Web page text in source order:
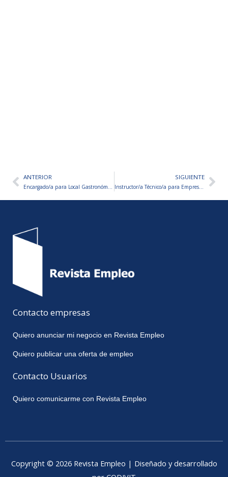
AntANTERIOR
Encargado/a para Local Gastronómico
SIGUIENTE
Instructor/a Técnico/a para Empresa Industrial
Contacto empresas
Quiero anunciar mi negocio en Revista Empleo
Quiero publicar una oferta de empleo
Contacto Usuarios
Quiero comunicarme con Revista Empleo
Copyright © 2026 Revista Empleo | Diseñado y desarrollado